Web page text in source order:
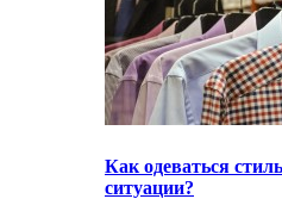
Как одеваться
ситуации?